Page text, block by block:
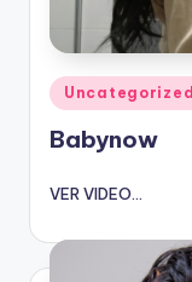
Publicado
en
Uncategorized
Babynow
VER VIDEO...